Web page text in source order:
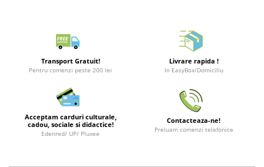
Postere
Figurine
Cani/Pahare
Transport Gratuit!
Pentru comenzi peste 200 lei
Livrare rapida !
In EasyBox/Domiciliu
Acceptam carduri culturale,
cadou, sociale si didactice!
Edenred/ UP/ Pluxee
Contacteaza-ne!
Preluam comenzi telefonice